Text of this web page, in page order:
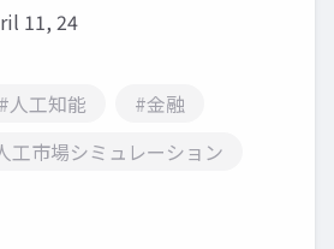
11, 24
#人工知能
#金融
工市場シミュレーション